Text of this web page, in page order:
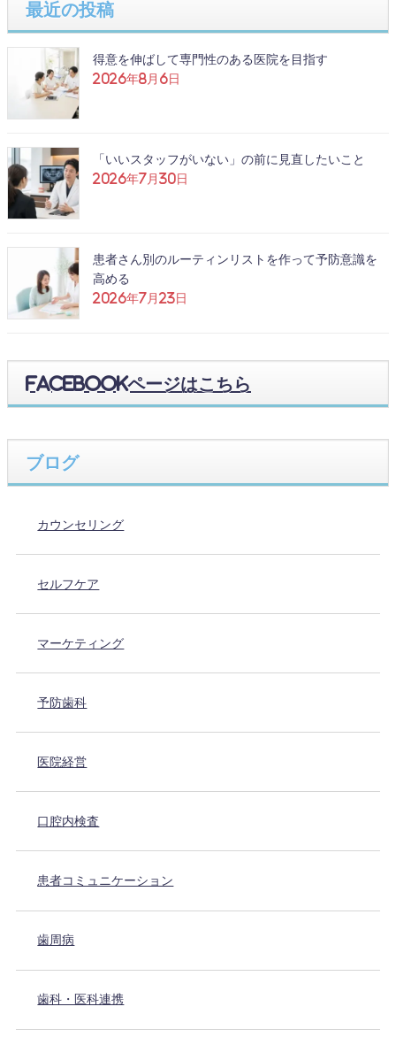
最近の投稿
得意を伸ばして専門性のある医院を目指す
2026年8月6日
「いいスタッフがいない」の前に見直したいこと
2026年7月30日
患者さん別のルーティンリストを作って予防意識を
高める
2026年7月23日
Facebookページはこちら
ブログ
カウンセリング
セルフケア
マーケティング
予防歯科
医院経営
口腔内検査
患者コミュニケーション
歯周病
歯科・医科連携